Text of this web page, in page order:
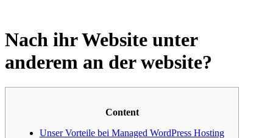
Nach ihr Website unter
anderem an der website?
Content
Unser Vorteile bei Managed WordPress Hosting